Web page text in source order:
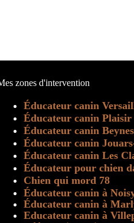
zones d'intervention
Éducateur canin
Éducateur canin Plaisir
Éducateur canin
Éducateur canin
Éducateur canin Les
Éducateur pour chien
Chien qui mord 78
Éducateur canin à
Éducateur canin à
Educateur canin à